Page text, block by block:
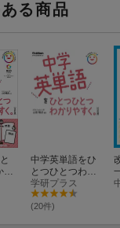
声ダウンロード ※親
る商品
り
中学英単語をひ
とつひとつわか
りやすく。 改
訂版
学研プラス
(20件)